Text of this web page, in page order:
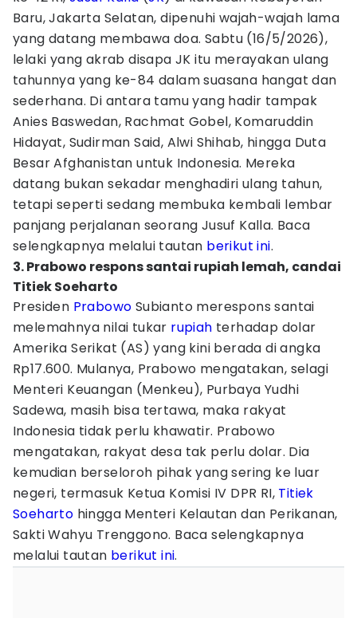
Baru, Jakarta Selatan, dipenuhi wajah-wajah lama
yang datang membawa doa. Sabtu (16/5/2026),
lelaki yang akrab disapa JK itu merayakan ulang
tahunnya yang ke-84 dalam suasana hangat dan
sederhana. Di antara tamu yang hadir tampak
Anies Baswedan, Rachmat Gobel, Komaruddin
Hidayat, Sudirman Said, Alwi Shihab, hingga Duta
Besar Afghanistan untuk Indonesia. Mereka
datang bukan sekadar menghadiri ulang tahun,
tetapi seperti sedang membuka kembali lembar
panjang perjalanan seorang Jusuf Kalla. Baca
selengkapnya melalui tautan berikut ini.
3. Prabowo respons santai rupiah lemah, candai
Titiek Soeharto
Presiden Prabowo Subianto merespons santai
melemahnya nilai tukar rupiah terhadap dolar
Amerika Serikat (AS) yang kini berada di angka
Rp17.600. Mulanya, Prabowo mengatakan, selagi
Menteri Keuangan (Menkeu), Purbaya Yudhi
Sadewa, masih bisa tertawa, maka rakyat
Indonesia tidak perlu khawatir. Prabowo
mengatakan, rakyat desa tak perlu dolar. Dia
kemudian berseloroh pihak yang sering ke luar
negeri, termasuk Ketua Komisi IV DPR RI, Titiek
Soeharto hingga Menteri Kelautan dan Perikanan,
Sakti Wahyu Trenggono. Baca selengkapnya
melalui tautan berikut ini.